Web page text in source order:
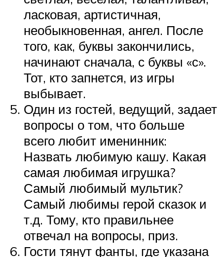
ласковая, артистичная,
необыкновенная, ангел. После
того, как, буквы закончились,
начинают сначала, с буквы «с».
Тот, кто запнется, из игры
выбывает.
Один из гостей, ведущий, задает
вопросы о том, что больше
всего любит именинник:
Назвать любимую кашу. Какая
самая любимая игрушка?
Самый любимый мультик?
Самый любимы герой сказок и
т.д. Тому, кто правильнее
отвечал на вопросы, приз.
Гости тянут фанты, где указана